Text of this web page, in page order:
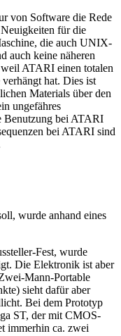
von Software die Rede
für die
die auch UNIX-
auch keine näheren
ATARI einen totalen
hat. Dies ist
Materials über den
ungefähres
Benutzung bei ATARI
bei ATARI sind
wurde anhand eines
Fest, wurde
Die Elektronik ist aber
Mann-Portable
sieht dafür aber
Bei dem Prototyp
ST, der mit CMOS-
immerhin ca. zwei